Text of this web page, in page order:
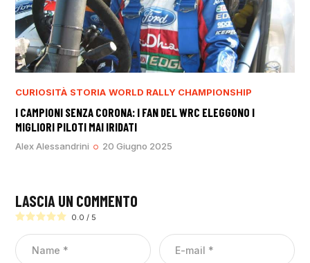
CURIOSITÀ STORIA WORLD RALLY CHAMPIONSHIP
I CAMPIONI SENZA CORONA: I FAN DEL WRC ELEGGONO I
MIGLIORI PILOTI MAI IRIDATI
Alex Alessandrini 20 Giugno 2025
LASCIA UN COMMENTO
0.0 / 5